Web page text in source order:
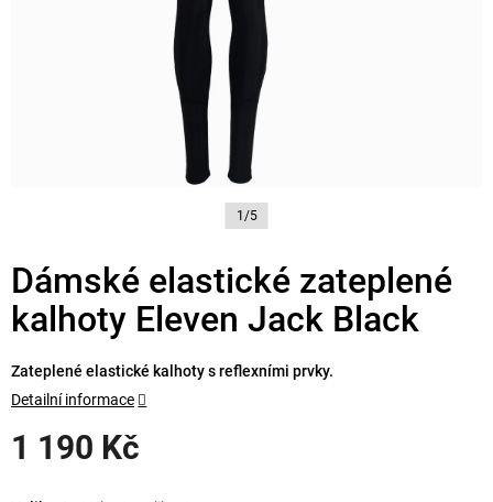
1/5
Dámské elastické zateplené
kalhoty Eleven Jack Black
1 190 Kč
Zateplené elastické kalhoty s reflexními prvky.
Detailní informace